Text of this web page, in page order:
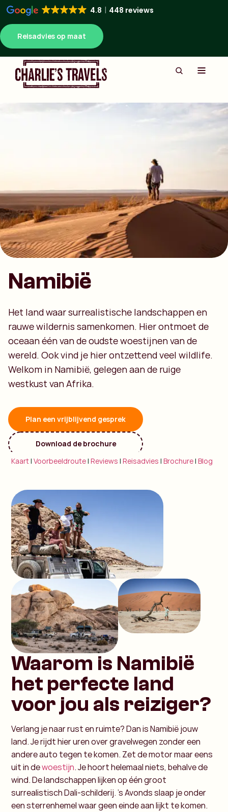
4.8 448 reviews
Reisadvies op maat
Namibië
Het land waar surrealistische landschappen en
rauwe wildernis samenkomen. Hier ontmoet de
oceaan één van de oudste woestijnen van de
wereld. Ook vind je hier ontzettend veel wildlife.
Welkom in Namibië, gelegen aan de ruige
westkust van Afrika.
Plan een vrijblijvend gesprek
Download de brochure
Kaart|Voorbeeldroute|Reviews |Reisadvies |Brochure|Blog
Waarom is Namibië
het perfecte land
voor jou als reiziger?
Verlang je naar rust en ruimte? Dan is Namibië jouw
land. Je rijdt hier uren over gravelwegen zonder een
andere auto tegen te komen. Zet de motor maar eens
uit in dewoestijn. Je hoort helemaal niets, behalve de
wind. De landschappen lijken op één groot
surrealistisch Dali-schilderij. ’s Avonds slaap je onder
een sterrenhemel waar geen einde aan lijkt te komen.